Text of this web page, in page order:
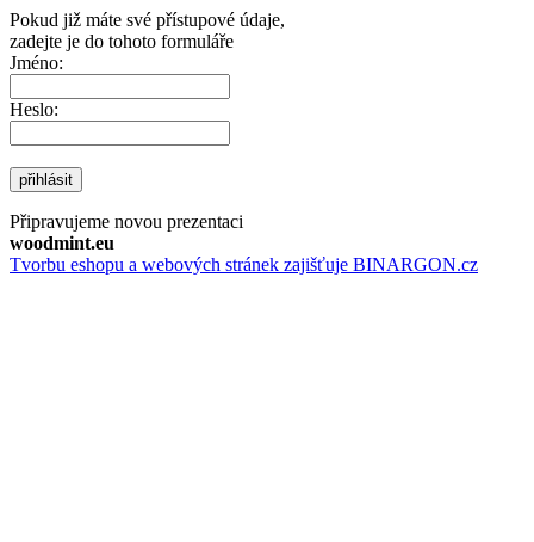
Pokud již máte své přístupové údaje,
zadejte je do tohoto formuláře
Jméno:
Heslo:
přihlásit
Připravujeme novou prezentaci
woodmint.eu
Tvorbu eshopu a webových stránek zajišťuje BINARGON.cz